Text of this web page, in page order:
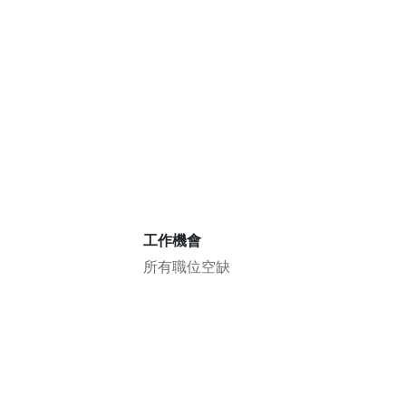
工作機會
所有職位空缺